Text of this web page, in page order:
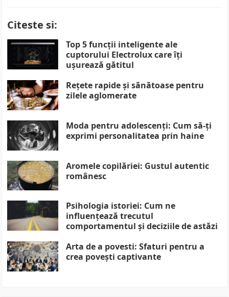
Citeste si:
Top 5 funcții inteligente ale
cuptorului Electrolux care îți
ușurează gătitul
Rețete rapide și sănătoase pentru
zilele aglomerate
Moda pentru adolescenți: Cum să-ți
exprimi personalitatea prin haine
Aromele copilăriei: Gustul autentic
românesc
Psihologia istoriei: Cum ne
influențează trecutul
comportamentul și deciziile de astăzi
Arta de a povesti: Sfaturi pentru a
crea povești captivante